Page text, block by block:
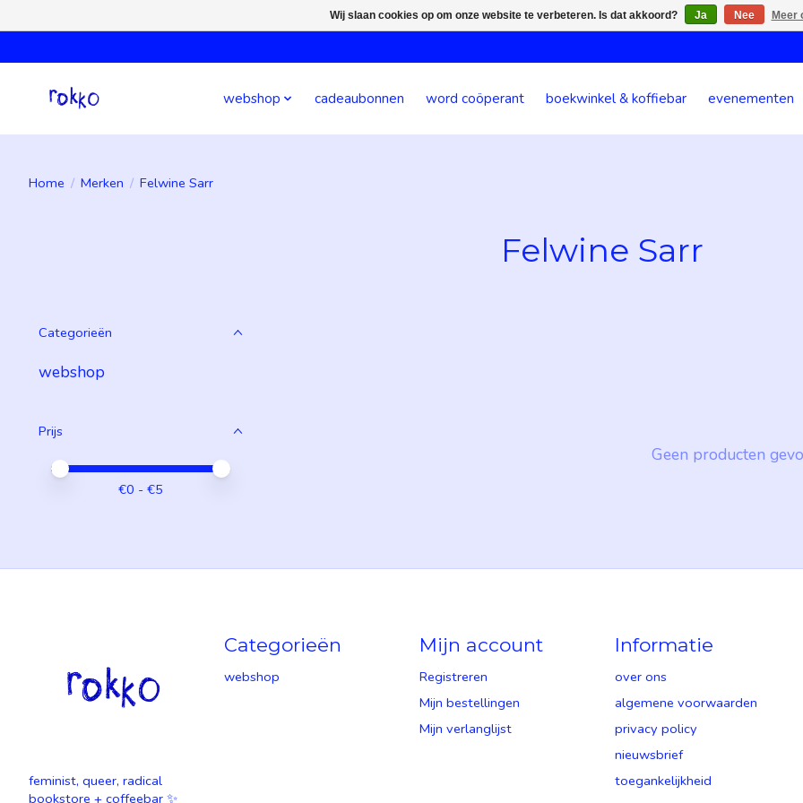
webshop cadeaubonnen word coöperant boekwinkel & koffiebar evenementen
Home / Merken / Felwine Sarr
Felwine Sarr
Categorieën
webshop
Prijs
Minimale prijswaarde
Price maximum value
€0 - €5
Geen producten
feminist, queer, radical
bookstore + coffeebar ✨
Categorieën
webshop
Mijn account
Registreren
Mijn bestellingen
Mijn verlanglijst
Informatie
over ons
algemene voorwaarden
privacy policy
nieuwsbrief
toegankelijkheid
Wij slaan cookies op om onze website te verbeteren. Is dat akkoord? Ja Nee Meer